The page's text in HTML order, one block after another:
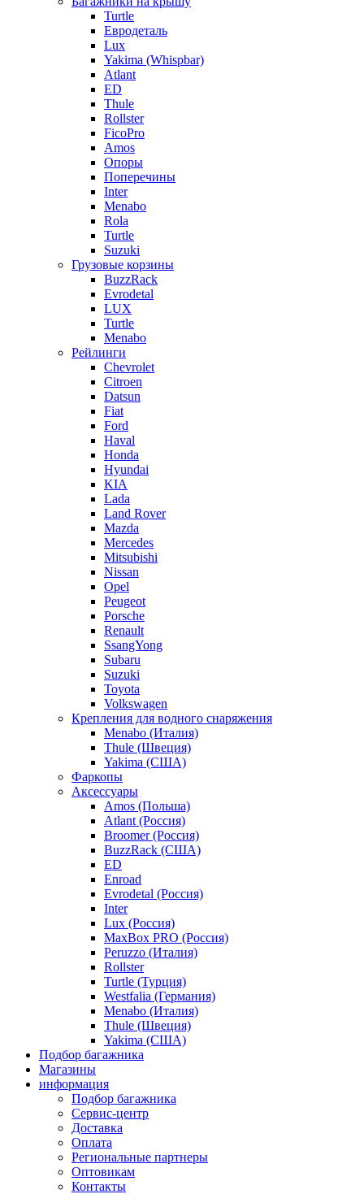
Turtle
Евродеталь
Lux
Yakima (Whispbar)
Atlant
ED
Thule
Rollster
FicoPro
Amos
Опоры
Поперечины
Inter
Menabo
Rola
Turtle
Suzuki
Грузовые корзины
BuzzRack
Evrodetal
LUX
Turtle
Menabo
Рейлинги
Chevrolet
Citroen
Datsun
Fiat
Ford
Haval
Honda
Hyundai
KIA
Lada
Land Rover
Mazda
Mercedes
Mitsubishi
Nissan
Opel
Peugeot
Porsche
Renault
SsangYong
Subaru
Suzuki
Toyota
Volkswagen
Крепления для водного снаряжения
Menabo (Италия)
Thule (Швеция)
Yakima (США)
Фаркопы
Аксессуары
Amos (Польша)
Atlant (Россия)
Broomer (Россия)
BuzzRack (США)
ED
Enroad
Evrodetal (Россия)
Inter
Lux (Россия)
MaxBox PRO (Россия)
Peruzzo (Италия)
Rollster
Turtle (Турция)
Westfalia (Германия)
Menabo (Италия)
Thule (Швеция)
Yakima (США)
Подбор багажника
Магазины
информация
Подбор багажника
Сервис-центр
Доставка
Оплата
Региональные партнеры
Оптовикам
Контакты